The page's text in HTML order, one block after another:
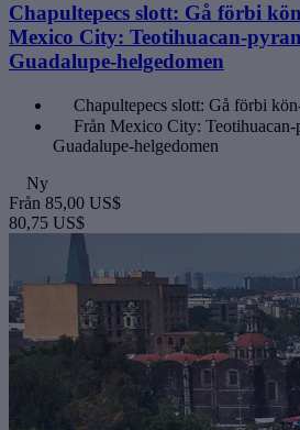
Chapultepecs slott: Gå förbi
Mexico City: Teotihuacan-
Guadalupe-helgedomen
Chapultepecs slott: Gå förbi
Från Mexico City: Teotihuacan-
Guadalupe-helgedomen
Ny
Från 85,00 US$
80,75 US$